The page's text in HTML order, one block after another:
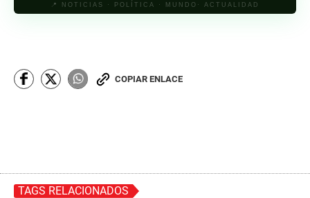
📍 NOTICIAS · POLÍTICA · MUNDO· ACTUALIDAD
COPIAR ENLACE
TAGS RELACIONADOS